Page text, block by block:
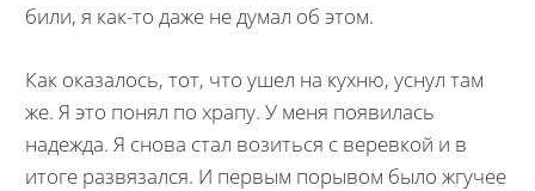
били, я как-то даже не думал об этом.
Как оказалось, тот, что ушел на кухню, уснул там
же. Я это понял по храпу. У меня появилась
надежда. Я снова стал возиться с веревкой и в
итоге развязался. И первым порывом было жгучее